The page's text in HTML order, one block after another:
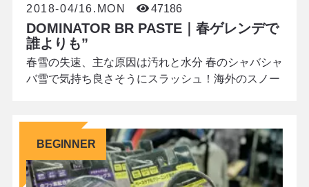
2018-04/16.MON 47186
DOMINATOR BR PASTE｜春ゲレンデで
誰よりも”
春雪の失速、主な原因は汚れと水分 春のシャバシャ
バ雪で気持ち良さそうにスラッシュ！海外のスノー
走らない…そんな経験はありませんか？春雪での滑
走を遮る犯人は、日本特有の気候です。 ストップ雪
のメカニズムを知ろう 降雪が徐々に減少し、風が強
まる日本の春。ゲレンデの雪は、キラキラと綺麗な
BEGINNER